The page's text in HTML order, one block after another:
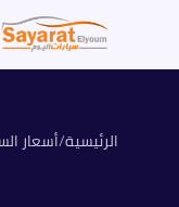
الرئيسية/أسعار